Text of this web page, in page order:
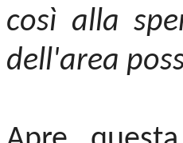
così alla
dell'area